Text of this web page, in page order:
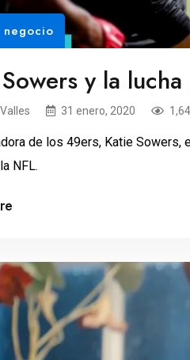
negocio
y la
31 enero, 2020
de los 49ers, Katie
NFL.